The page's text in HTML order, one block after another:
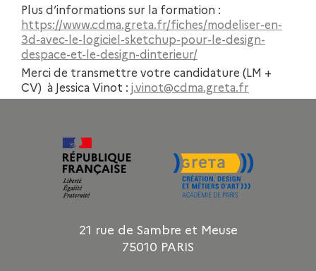
Plus d’informations sur la formation :
https://www.cdma.greta.fr/fiches/modeliser-en-
3d-avec-le-logiciel-sketchup-pour-le-design-
despace-et-le-design-dinterieur/
Merci de transmettre votre candidature (LM +
CV) à Jessica Vinot : j.vinot@cdma.greta.fr
21 rue de Sambre et Meuse
75010 PARIS